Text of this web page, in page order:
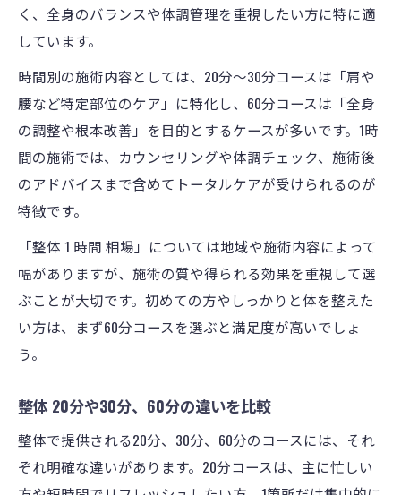
く、全身のバランスや体調管理を重視したい方に特に適
しています。
時間別の施術内容としては、20分〜30分コースは「肩や
腰など特定部位のケア」に特化し、60分コースは「全身
の調整や根本改善」を目的とするケースが多いです。1時
間の施術では、カウンセリングや体調チェック、施術後
のアドバイスまで含めてトータルケアが受けられるのが
特徴です。
「整体 1 時間 相場」については地域や施術内容によって
幅がありますが、施術の質や得られる効果を重視して選
ぶことが大切です。初めての方やしっかりと体を整えた
い方は、まず60分コースを選ぶと満足度が高いでしょ
う。
整体 20分や30分、60分の違いを比較
整体で提供される20分、30分、60分のコースには、それ
ぞれ明確な違いがあります。20分コースは、主に忙しい